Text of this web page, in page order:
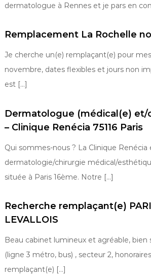
dermatologue à Rennes et je pars en
Remplacement La Rochelle
Je cherche un(e) remplaçant(e) pour
novembre, dates flexibles et jours non
est […]
Dermatologue (médical(e)
– Clinique Renécia 75116 Paris
Qui sommes-nous ? La Clinique
dermatologie/chirurgie médical/
située à Paris 16ème. Notre […]
Recherche remplaçant(e)
LEVALLOIS
Beau cabinet lumineux et agréable, bien
(ligne 3 métro, bus) , secteur 2,
remplaçant(e) […]